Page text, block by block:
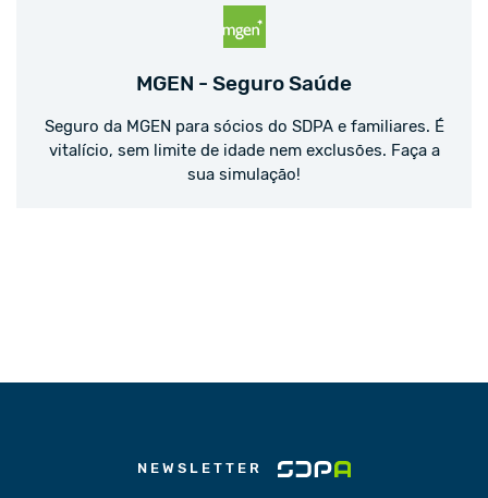
MGEN - Seguro Saúde
Seguro da MGEN para sócios do SDPA e familiares. É
vitalício, sem limite de idade nem exclusões. Faça a
sua simulação!
NEWSLETTER